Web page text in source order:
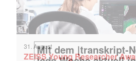
31. August
ZEISS Young Researcher